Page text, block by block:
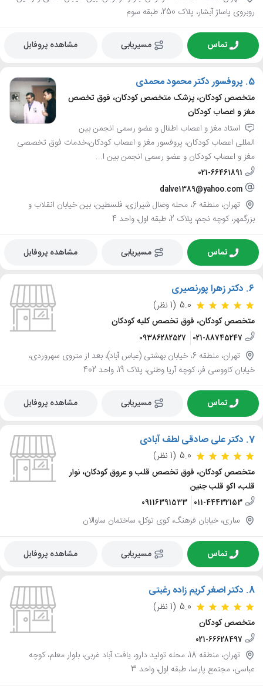
روبروی پاساژ آبشار، پلاک 250، طبقه سوم
تماس مسیریابی مشاهده پروفایل
5. پروفسور دکتر محمود محمدی
متخصص کودکان، پزشک متخصص کودکان، فوق تخصص
مغز و اعصاب کودکان
استاد مغز و اعصاب اطفال و عضو رسمی انجمن بین
المللی اعصاب کودکان، پروفسور مغز و اعصاب کودکان،خدمات فوق تخصصی
مغز و اعصاب کودکان و عضو رسمی انجمن بین ا...
021-66461891
dalve1389@yahoo.com
تهران، منطقه 6، محله وصال شیرازی، فلسطین، بین خیابان انقلاب و
بزرگمهر، کوچه نجم، پلاک 2، طبقه اول، واحد 4
تماس مسیریابی مشاهده پروفایل
6. دکتر زهرا پورنصیری
5.0 (1 نظر)
متخصص کودکان، فوق تخصص کلیه کودکان
021-88745247
09386282527
تهران، منطقه 6، خیابان بهشتی (عباس آباد)، بعد از متروی سهروردی،
خیابان کاووسی فر، کوچه آریا وطنی، پلاک 19، واحد 402
تماس مسیریابی مشاهده پروفایل
7. دکتر علی صادقی لطف آبادی
5.0 (1 نظر)
متخصص کودکان، فوق تخصص قلب و عروق کودکان، نوار
قلب، اکو قلب جنین
011-44432153
09116391533
ساری، خیابان فرهنگ، کوی توکل، ساختمان ساوالان
تماس مسیریابی مشاهده پروفایل
8. دکتر اصغر کریم زاده رغبتی
5.0 (1 نظر)
متخصص کودکان
021-66628497
تهران، منطقه 18، محله تولید دارو، یافت آباد غربی، بلوار معلم، کوچه
عباسی، مجتمع پارسا، طبقه اول، واحد 3